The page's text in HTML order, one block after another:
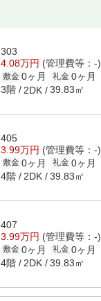
303
4.08万円 (管理費等：-)
敷金 0ヶ月 礼金 0ヶ月
3階 2DK 39.83㎡
405
3.99万円 (管理費等：-)
敷金 0ヶ月 礼金 0ヶ月
4階 2DK 39.83㎡
407
3.99万円 (管理費等：-)
敷金 0ヶ月 礼金 0ヶ月
4階 2DK 39.83㎡